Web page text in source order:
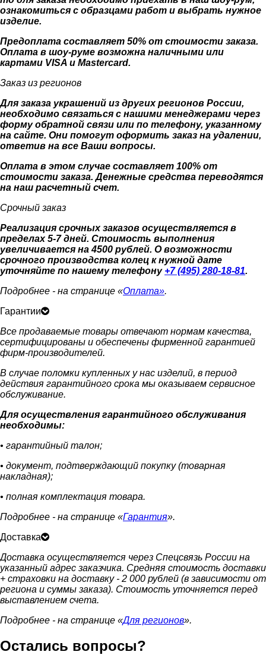
ознакомиться с образцами работ и выбрать нужное
изделие.
Предоплата составляет 50% от стоимости заказа.
Оплата в шоу-руме возможна наличными или
картами VISA и Mastercard.
Заказ из регионов
Для заказа украшений из других регионов России,
необходимо связаться с нашими менеджерами через
форму обратной связи или по телефону, указанному
на сайте. Они помогут оформить заказ на удалении,
ответив на все Ваши вопросы.
Оплата в этом случае составляет 100% от
стоимости заказа. Денежные средства переводятся
на наш расчетный счет.
Срочный заказ
Реализация срочных заказов осуществляется в
пределах 5-7 дней. Стоимость выполнения
увеличивается на 4500 рублей. О возможности
срочного производства колец к нужной дате
уточняйте по нашему телефону +7 (495) 280-18-81.
Подробнее - на странице «Оплата».
Гарантии
Все продаваемые товары отвечают нормам качества,
сертифицированы и обеспечены фирменной гарантией
фирм-производителей.
В случае поломки купленных у нас изделий, в период
действия гарантийного срока мы оказываем сервисное
обслуживание.
Для осуществления гарантийного обслуживания
необходимы:
• гарантийный талон;
• документ, подтверждающий покупку (товарная
накладная);
• полная комплектация товара.
Подробнее - на странице «Гарантия».
Доставка
Доставка осуществляется через Спецсвязь России на
указанный адрес заказчика. Средняя стоимость доставки
+ страховки на доставку - 2 000 рублей (в зависимости от
региона и суммы заказа). Стоимость уточняется перед
выставлением счета.
Подробнее - на странице «Для регионов».
Остались вопросы?